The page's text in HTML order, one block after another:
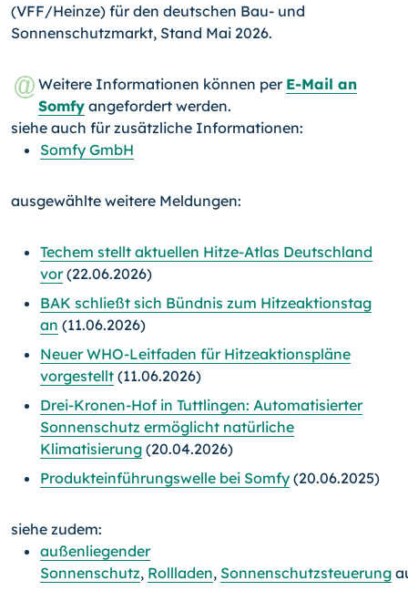
(VFF/Heinze) für den deutschen Bau- und
Sonnenschutzmarkt, Stand Mai 2026.
Weitere Informationen können per E-Mail an
Somfy angefordert werden.
siehe auch für zusätzliche Informationen:
Somfy GmbH
ausgewählte weitere Meldungen:
Techem stellt aktuellen Hitze-Atlas Deutschland
vor(22.06.2026)
BAK schließt sich Bündnis zum Hitzeaktionstag
an (11.06.2026)
Neuer WHO-Leitfaden für Hitzeaktionspläne
vorgestellt (11.06.2026)
Drei-Kronen-Hof in Tuttlingen: Automatisierter
Sonnenschutz ermöglicht natürliche
Klimatisierung (20.04.2026)
Produkteinführungswelle bei Somfy (20.06.2025)
siehe zudem:
außenliegender
Sonnenschutz, Rollladen, Sonnenschutzsteuerung